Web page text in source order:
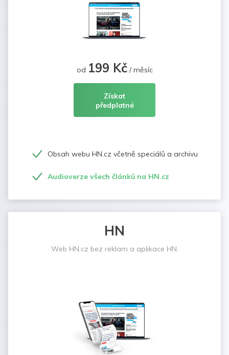
od 199 Kč/ měsíc
Získat
předplatné
Obsah webu HN.cz včetně speciálů a archivu
Audioverze všech článků na HN.cz
HN
Web HN.cz bez reklam a aplikace HN.